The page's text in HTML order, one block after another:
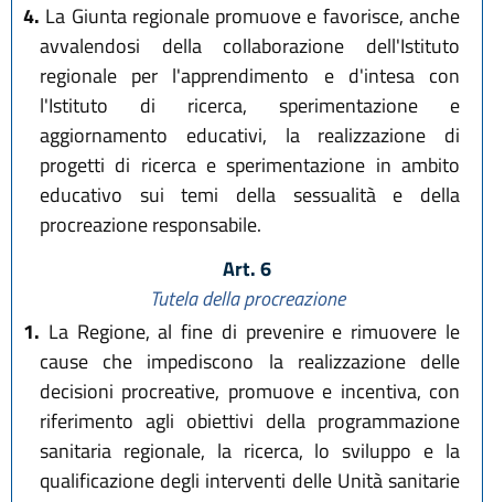
4. La Giunta regionale promuove e favorisce, anche
avvalendosi della collaborazione dell'Istituto
regionale per l'apprendimento e d'intesa con
l'Istituto di ricerca, sperimentazione e
aggiornamento educativi, la realizzazione di
progetti di ricerca e sperimentazione in ambito
educativo sui temi della sessualità e della
procreazione responsabile.
Art. 6
Tutela della procreazione
1. La Regione, al fine di prevenire e rimuovere le
cause che impediscono la realizzazione delle
decisioni procreative, promuove e incentiva, con
riferimento agli obiettivi della programmazione
sanitaria regionale, la ricerca, lo sviluppo e la
qualificazione degli interventi delle Unità sanitarie